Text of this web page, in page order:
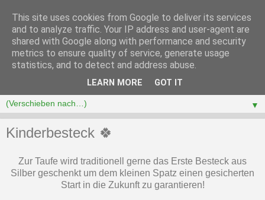
▼
Kinderbesteck 🍀
Zur Taufe wird traditionell gerne das Erste Besteck aus
Silber geschenkt um dem kleinen Spatz einen gesicherten
Start in die Zukunft zu garantieren!
This site uses cookies from Google to deliver its services
and to analyze traffic. Your IP address and user-agent are
shared with Google along with performance and security
metrics to ensure quality of service, generate usage
statistics, and to detect and address abuse.
LEARN MORE GOT IT